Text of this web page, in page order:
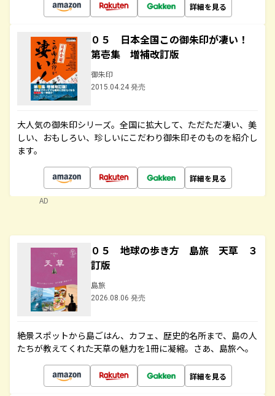
詳細を見る
０５ 日本全国この御朱印が凄い！
第壱集 増補改訂版
御朱印
2015.04.24 発売
大人気の御朱印シリーズ。全国に拡大して、ただただ凄い、美
しい、おもしろい、珍しいにこだわり御朱印そのものを紹介し
ます。
詳細を見る
AD
０５ 地球の歩き方 島旅 天草 ３
訂版
島旅
2026.08.06 発売
絶景スポットから島ごはん、カフェ、歴史的名所まで、島の人
たちが教えてくれた天草の魅力を1冊に凝縮。さあ、島旅へ。
詳細を見る